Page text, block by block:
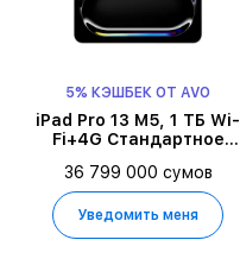
5% КЭШБЕК ОТ AVO
iPad Pro 13 M5, 1 ТБ Wi-
Fi+4G Стандартное
Серебристый
36 799 000 сумов
Уведомить меня